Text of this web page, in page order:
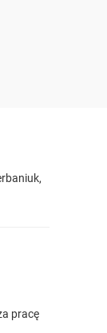
pracę